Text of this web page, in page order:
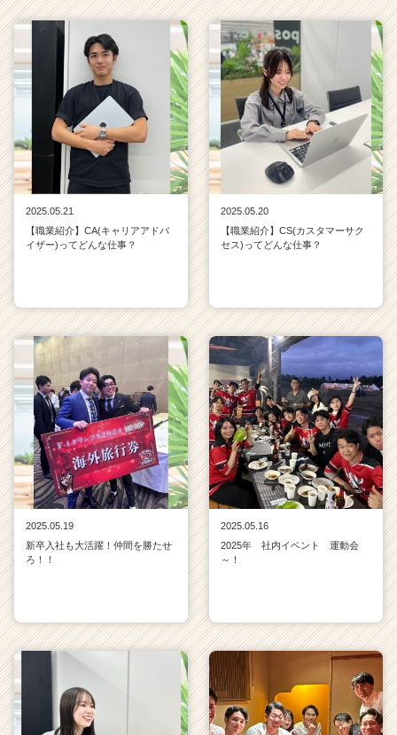
2025.05.21
【職業紹介】CA(キャリアアドバ
イザー)ってどんな仕事？
2025.05.20
【職業紹介】CS(カスタマーサク
セス)ってどんな仕事？
2025.05.19
新卒入社も大活躍！仲間を勝たせ
ろ！！
2025.05.16
2025年 社内イベント 運動会
～！